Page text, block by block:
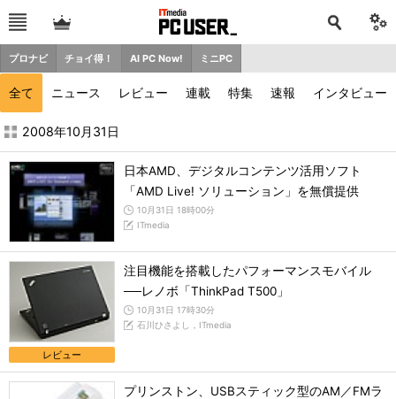
プロナビ チョイ得！ AI PC Now! ミニPC
全て ニュース レビュー 連載 特集 速報 インタビュー
2008年10月の記事一覧 - ITmedia PC USER
2008年10月31日
日本AMD、デジタルコンテンツ活用ソフト
「AMD Live! ソリューション」を無償提供
10月31日 18時00分
ITmedia
レビュー
注目機能を搭載したパフォーマンスモバイル
──レノボ「ThinkPad T500」
10月31日 17時30分
石川ひさよし，ITmedia
プリンストン、USBスティック型のAM／FMラ